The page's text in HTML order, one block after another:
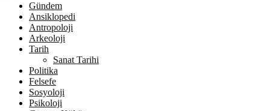
Gündem
Ansiklopedi
Antropoloji
Arkeoloji
Tarih
Sanat Tarihi
Politika
Felsefe
Sosyoloji
Psikoloji